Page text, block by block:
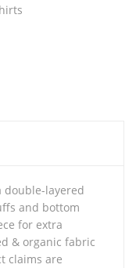
double-layered
and bottom
for extra
& organic fabric
claims are